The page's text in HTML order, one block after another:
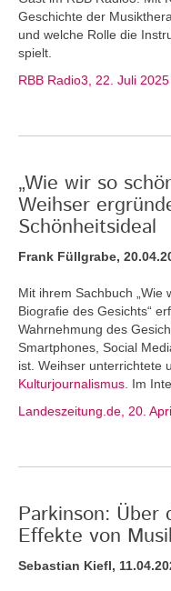
Geschichte der
und welche Rolle die
spielt.
RBB Radio3, 22. Juli 2025
„Wie wir so
Weihser
Schönheitsideal
Frank Füllgrabe,
Mit ihrem Sachbuch „Wie
Biografie des Gesichts“
Wahrnehmung des
Smartphones, Social
ist. Weihser unterrichtete
Kulturjournalismus . Im
Landeszeitung.de, 20.
Parkinson: Über
Effekte von
Sebastian Kiefl,